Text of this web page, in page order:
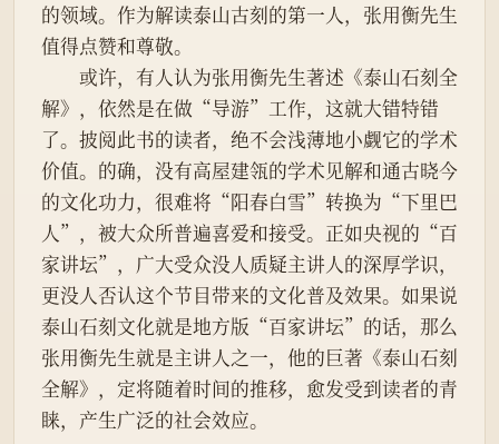
的领域。作为解读泰山古刻的第一人，张用衡先生
值得点赞和尊敬。
或许，有人认为张用衡先生著述《泰山石刻全
解》，依然是在做“导游”工作，这就大错特错
了。披阅此书的读者，绝不会浅薄地小觑它的学术
价值。的确，没有高屋建瓴的学术见解和通古晓今
的文化功力，很难将“阳春白雪”转换为“下里巴
人”，被大众所普遍喜爱和接受。正如央视的“百
家讲坛”，广大受众没人质疑主讲人的深厚学识，
更没人否认这个节目带来的文化普及效果。如果说
泰山石刻文化就是地方版“百家讲坛”的话，那么
张用衡先生就是主讲人之一，他的巨著《泰山石刻
全解》，定将随着时间的推移，愈发受到读者的青
睐，产生广泛的社会效应。